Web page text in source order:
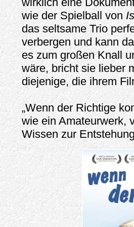
wie der Spielball von
das seltsame Trio
verbergen und kann
es zum großen Knall
wäre, bricht sie lieber
diejenige, die ihrem
„Wenn der Richtige
wie ein Amateurwerk,
Wissen zur